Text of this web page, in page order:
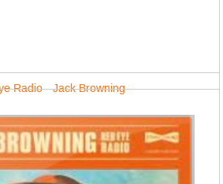
Radio - Jack Browning